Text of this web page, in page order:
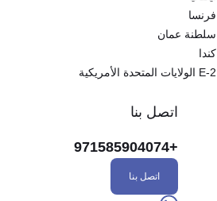
فرنسا
سلطنة عمان
كندا
E-2 الولايات المتحدة الأمريكية
اتصل بنا
+971585904074
اتصل بنا